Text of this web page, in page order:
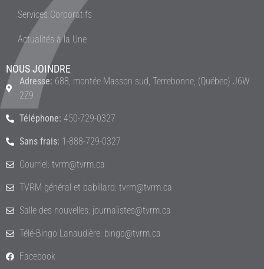
Services Corporatifs
Actualités à la Une
NOUS JOINDRE
Adresse: 688, montée Masson sud, Terrebonne, (Québec) J6W
2Z9
Téléphone: 450-729-0327
Sans frais: 1-888-729-0327
Courriel: tvrm@tvrm.ca
TVRM général et babillard: tvrm@tvrm.ca
Salle des nouvelles: journalistes@tvrm.ca
Télé-Bingo Lanaudière: bingo@tvrm.ca
Facebook